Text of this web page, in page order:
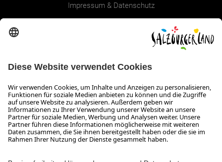
Impressum & Datenschutz
Infos zum Urlaub im SalzburgerLand
Veranstaltungen im SalzburgerLand
Aktuelle Urlaubsangebote
Newsroom